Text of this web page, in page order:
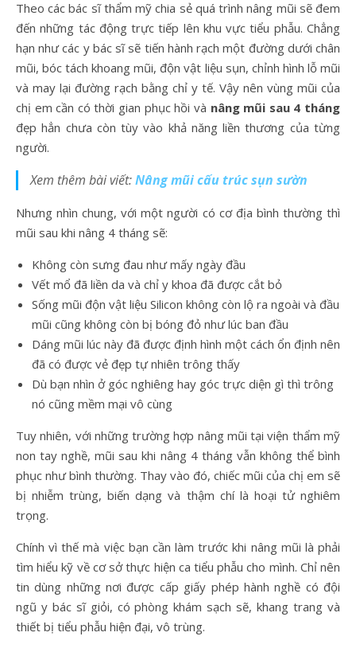
Theo các bác sĩ thẩm mỹ chia sẻ quá trình nâng mũi sẽ đem
đến những tác động trực tiếp lên khu vực tiểu phẫu. Chẳng
hạn như các y bác sĩ sẽ tiến hành rạch một đường dưới chân
mũi, bóc tách khoang mũi, độn vật liệu sụn, chỉnh hình lỗ mũi
và may lại đường rạch bằng chỉ y tế. Vậy nên vùng mũi của
chị em cần có thời gian phục hồi và nâng mũi sau 4 tháng
đẹp hẳn chưa còn tùy vào khả năng liền thương của từng
người.
Xem thêm bài viết:Nâng mũi cấu trúc sụn sườn
Nhưng nhìn chung, với một người có cơ địa bình thường thì
mũi sau khi nâng 4 tháng sẽ:
Không còn sưng đau như mấy ngày đầu
Vết mổ đã liền da và chỉ y khoa đã được cắt bỏ
Sống mũi độn vật liệu Silicon không còn lộ ra ngoài và đầu
mũi cũng không còn bị bóng đỏ như lúc ban đầu
Dáng mũi lúc này đã được định hình một cách ổn định nên
đã có được vẻ đẹp tự nhiên trông thấy
Dù bạn nhìn ở góc nghiêng hay góc trực diện gì thì trông
nó cũng mềm mại vô cùng
Tuy nhiên, với những trường hợp nâng mũi tại viện thẩm mỹ
non tay nghề, mũi sau khi nâng 4 tháng vẫn không thể bình
phục như bình thường. Thay vào đó, chiếc mũi của chị em sẽ
bị nhiễm trùng, biến dạng và thậm chí là hoại tử nghiêm
trọng.
Chính vì thế mà việc bạn cần làm trước khi nâng mũi là phải
tìm hiểu kỹ về cơ sở thực hiện ca tiểu phẫu cho mình. Chỉ nên
tin dùng những nơi được cấp giấy phép hành nghề có đội
ngũ y bác sĩ giỏi, có phòng khám sạch sẽ, khang trang và
thiết bị tiểu phẫu hiện đại, vô trùng.